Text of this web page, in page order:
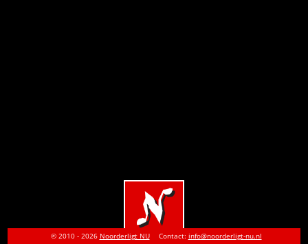
© 2010 - 2026 Noorderligt NU Contact: info@noorderligt-nu.nl